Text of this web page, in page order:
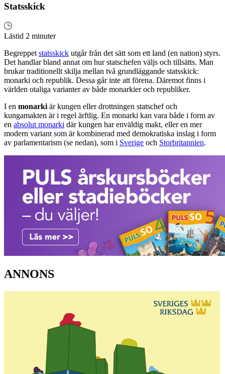
Statsskick
Lästid 2 minuter
Begreppet statsskick utgår från det sätt som ett land (en nation) styrs.
Det handlar bland annat om hur statschefen väljs och tillsätts. Man
brukar traditionellt skilja mellan två grundläggande statsskick:
monarki och republik. Dessa går inte att förena. Däremot finns i
världen otaliga varianter av både monarkier och republiker.
I en monarki är kungen eller drottningen statschef och
kungamakten är i regel ärftlig. En monarki kan vara både i form av
en absolut monarki där kungen har enväldig makt, eller en mer
modern variant som är kombinerad med demokratiska inslag i form
av parlamentarism (se nedan), som i Sverige och Storbritannien.
ANNONS